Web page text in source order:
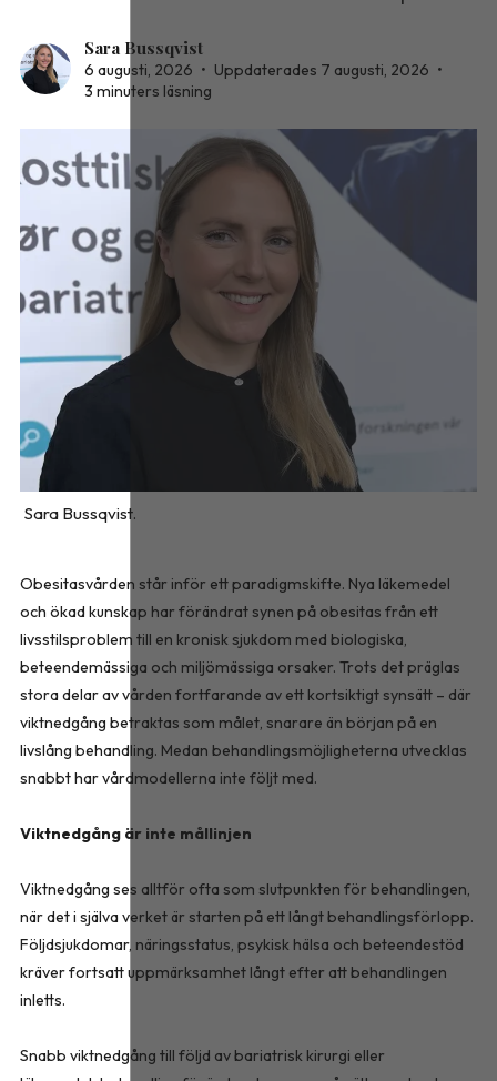
Sara Bussqvist
6 augusti, 2026 • Uppdaterades 7 augusti, 2026 •
3 minuters läsning
Sara Bussqvist.
Obesitasvården står inför ett paradigmskifte. Nya läkemedel
och ökad kunskap har förändrat synen på obesitas från ett
livsstilsproblem till en kronisk sjukdom med biologiska,
beteendemässiga och miljömässiga orsaker. Trots det präglas
stora delar av vården fortfarande av ett kortsiktigt synsätt – där
viktnedgång betraktas som målet, snarare än början på en
livslång behandling. Medan behandlingsmöjligheterna utvecklas
snabbt har vårdmodellerna inte följt med.
Viktnedgång är inte mållinjen
Viktnedgång ses alltför ofta som slutpunkten för behandlingen,
när det i själva verket är starten på ett långt behandlingsförlopp.
Följdsjukdomar, näringsstatus, psykisk hälsa och beteendestöd
kräver fortsatt uppmärksamhet långt efter att behandlingen
inletts.
Snabb viktnedgång till följd av bariatrisk kirurgi eller